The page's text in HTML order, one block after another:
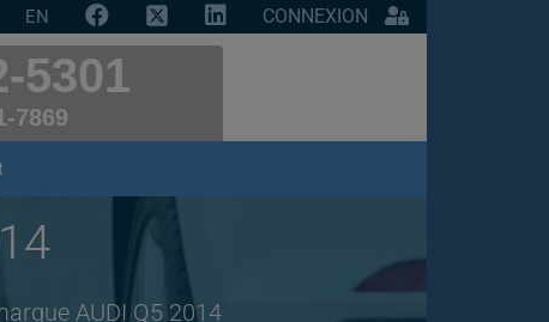
EN CONNEXION
5301
7869
AUDI Q5 2014